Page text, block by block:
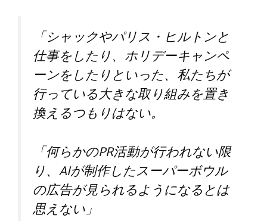
「シャックやパリス・ヒルトンと
仕事をしたり、ホリデーキャンペ
ーンをしたりといった、私たちが
行っている大きな取り組みを置き
換えるつもりはない。
「何らかのPR活動が行われない限
り、AIが制作したスーパーボウル
の広告が見られるようになるとは
思えない」